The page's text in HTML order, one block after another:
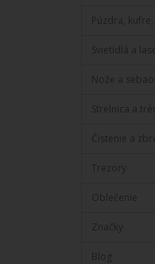
Púzdra,
Svietidlá a
Nože a
Strelnica a
Čistenie a
Trezory
Oblečenie
Značky
Blog